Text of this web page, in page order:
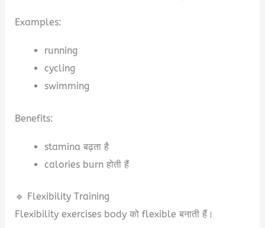
Examples:
running
cycling
swimming
Benefits:
stamina बढ़ता है
calories burn होती हैं
🔹 Flexibility Training
Flexibility exercises body को flexible बनाती हैं।